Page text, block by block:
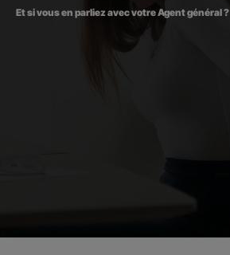
Et si vous en parliez avec votre Agent général ?